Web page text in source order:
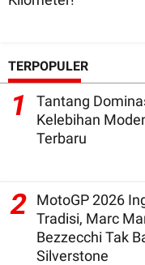
TERPOPULER
1
Tantang
Kelebihan
Terbaru
2
MotoGP 2026
Tradisi, Marc
Bezzecchi Tak
Silverstone